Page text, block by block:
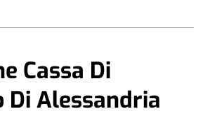
Cassa Di
Di Alessandria